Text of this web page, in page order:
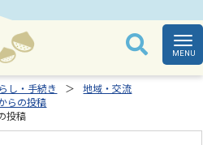
し・手続き
地域・交流
らの投稿
投稿